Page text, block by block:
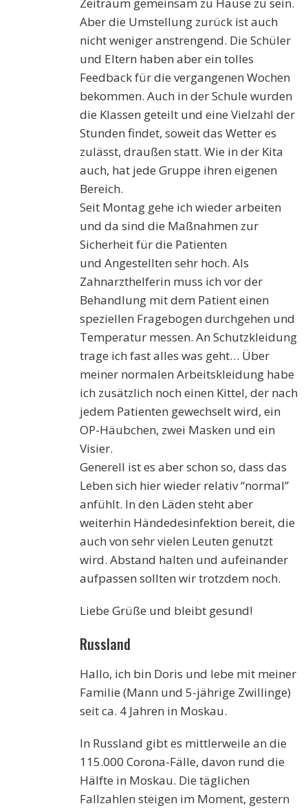
Zeitraum gemeinsam zu Hause zu sein.
Aber die Umstellung zurück ist auch
nicht weniger anstrengend. Die Schüler
und Eltern haben aber ein tolles
Feedback für die vergangenen Wochen
bekommen. Auch in der Schule wurden
die Klassen geteilt und eine Vielzahl der
Stunden findet, soweit das Wetter es
zulässt, draußen statt. Wie in der Kita
auch, hat jede Gruppe ihren eigenen
Bereich.
Seit Montag gehe ich wieder arbeiten
und da sind die Maßnahmen zur
Sicherheit für die Patienten
und Angestellten sehr hoch. Als
Zahnarzthelferin muss ich vor der
Behandlung mit dem Patient einen
speziellen Fragebogen durchgehen und
Temperatur messen. An Schutzkleidung
trage ich fast alles was geht… Über
meiner normalen Arbeitskleidung habe
ich zusätzlich noch einen Kittel, der nach
jedem Patienten gewechselt wird, ein
OP-Häubchen, zwei Masken und ein
Visier.
Generell ist es aber schon so, dass das
Leben sich hier wieder relativ “normal”
anfühlt. In den Läden steht aber
weiterhin Händedesinfektion bereit, die
auch von sehr vielen Leuten genutzt
wird. Abstand halten und aufeinander
aufpassen sollten wir trotzdem noch.
Liebe Grüße und bleibt gesund!
Russland
Hallo, ich bin Doris und lebe mit meiner
Familie (Mann und 5-jährige Zwillinge)
seit ca. 4 Jahren in Moskau.
In Russland gibt es mittlerweile an die
115.000 Corona-Fälle, davon rund die
Hälfte in Moskau. Die täglichen
Fallzahlen steigen im Moment, gestern